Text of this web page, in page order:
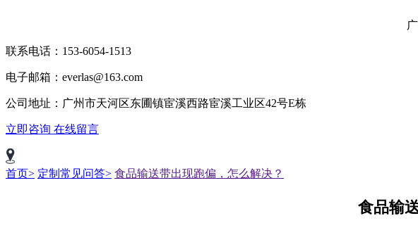
联系电话：153-6054-1513
电子邮箱：everlas@163.com
公司地址：广州市天河区东圃镇宦溪西路宦溪工业区42号E栋
立即咨询 在线留言
首页> 定制常见问答> 食品输送带出现跑偏，怎么解决？
食品输